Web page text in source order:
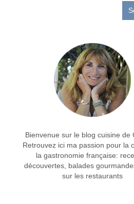
Bienvenue sur le blog cuisine de
Retrouvez ici ma passion pour la
la gastronomie française:
découvertes, balades
sur les restaurants